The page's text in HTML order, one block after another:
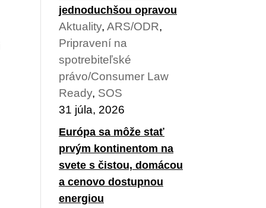
jednoduchšou opravou
Aktuality, ARS/ODR,
Pripravení na
spotrebiteľské
právo/Consumer Law
Ready, SOS
31 júla, 2026
Európa sa môže stať
prvým kontinentom na
svete s čistou, domácou
a cenovo dostupnou
energiou